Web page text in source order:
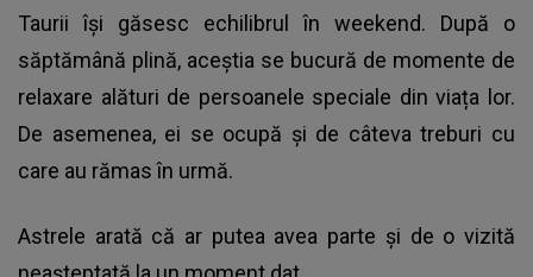
Taurii își găsesc echilibrul în weekend. După o
săptămână plină, aceștia se bucură de momente de
relaxare alături de persoanele speciale din viața lor.
De asemenea, ei se ocupă și de câteva treburi cu
care au rămas în urmă.
Astrele arată că ar putea avea parte și de o vizită